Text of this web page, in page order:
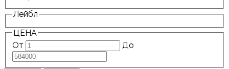
Лейбл
ЦЕНА
От
До